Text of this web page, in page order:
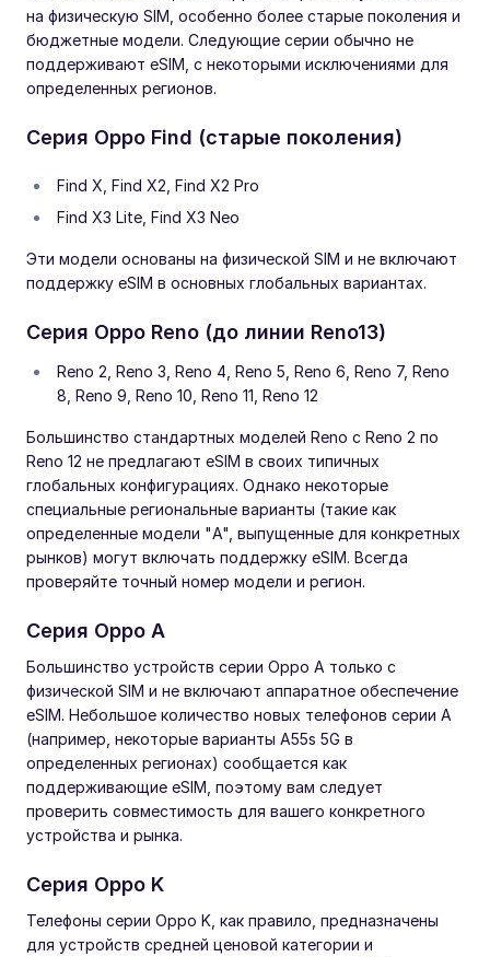
на физическую SIM, особенно более старые поколения и
бюджетные модели. Следующие серии обычно не
поддерживают eSIM, с некоторыми исключениями для
определенных регионов.
Серия Oppo Find (старые поколения)
Find X, Find X2, Find X2 Pro
Find X3 Lite, Find X3 Neo
Эти модели основаны на физической SIM и не включают
поддержку eSIM в основных глобальных вариантах.
Серия Oppo Reno (до линии Reno13)
Reno 2, Reno 3, Reno 4, Reno 5, Reno 6, Reno 7, Reno
8, Reno 9, Reno 10, Reno 11, Reno 12
Большинство стандартных моделей Reno с Reno 2 по
Reno 12 не предлагают eSIM в своих типичных
глобальных конфигурациях. Однако некоторые
специальные региональные варианты (такие как
определенные модели "A", выпущенные для конкретных
рынков) могут включать поддержку eSIM. Всегда
проверяйте точный номер модели и регион.
Серия Oppo A
Большинство устройств серии Oppo A только с
физической SIM и не включают аппаратное обеспечение
eSIM. Небольшое количество новых телефонов серии A
(например, некоторые варианты A55s 5G в
определенных регионах) сообщается как
поддерживающие eSIM, поэтому вам следует
проверить совместимость для вашего конкретного
устройства и рынка.
Серия Oppo K
Телефоны серии Oppo K, как правило, предназначены
для устройств средней ценовой категории и